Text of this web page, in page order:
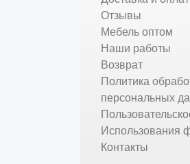
Отзывы
Мебель оптом
Наши работы
Возврат
Политика
персональных
Использования
Контакты